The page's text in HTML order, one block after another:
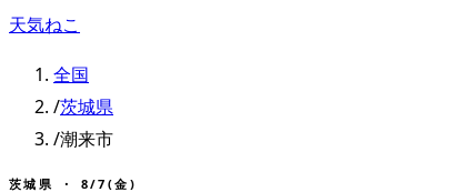
天気ねこ
全国
/茨城県
/潮来市
茨城県 ・ 8/7(金)